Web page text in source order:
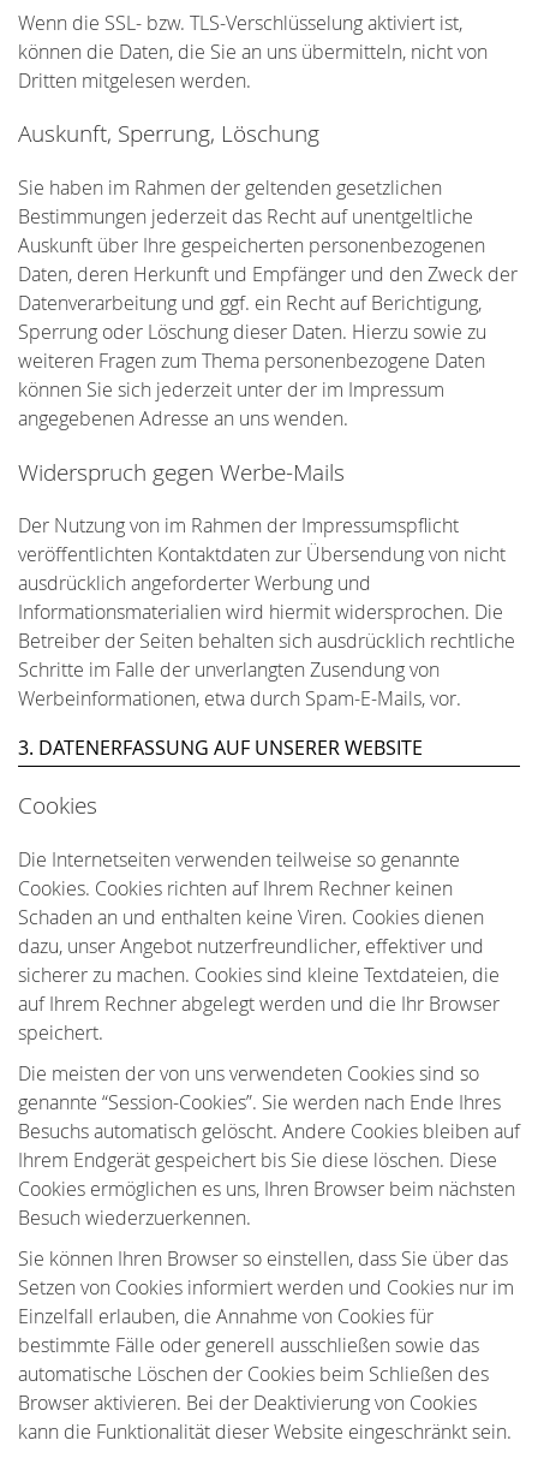
Wenn die SSL- bzw. TLS-Verschlüsselung aktiviert ist,
können die Daten, die Sie an uns übermitteln, nicht von
Dritten mitgelesen werden.
Auskunft, Sperrung, Löschung
Sie haben im Rahmen der geltenden gesetzlichen
Bestimmungen jederzeit das Recht auf unentgeltliche
Auskunft über Ihre gespeicherten personenbezogenen
Daten, deren Herkunft und Empfänger und den Zweck der
Datenverarbeitung und ggf. ein Recht auf Berichtigung,
Sperrung oder Löschung dieser Daten. Hierzu sowie zu
weiteren Fragen zum Thema personenbezogene Daten
können Sie sich jederzeit unter der im Impressum
angegebenen Adresse an uns wenden.
Widerspruch gegen Werbe-Mails
Der Nutzung von im Rahmen der Impressumspflicht
veröffentlichten Kontaktdaten zur Übersendung von nicht
ausdrücklich angeforderter Werbung und
Informationsmaterialien wird hiermit widersprochen. Die
Betreiber der Seiten behalten sich ausdrücklich rechtliche
Schritte im Falle der unverlangten Zusendung von
Werbeinformationen, etwa durch Spam-E-Mails, vor.
3. DATENERFASSUNG AUF UNSERER WEBSITE
Cookies
Die Internetseiten verwenden teilweise so genannte
Cookies. Cookies richten auf Ihrem Rechner keinen
Schaden an und enthalten keine Viren. Cookies dienen
dazu, unser Angebot nutzerfreundlicher, effektiver und
sicherer zu machen. Cookies sind kleine Textdateien, die
auf Ihrem Rechner abgelegt werden und die Ihr Browser
speichert.
Die meisten der von uns verwendeten Cookies sind so
genannte “Session-Cookies”. Sie werden nach Ende Ihres
Besuchs automatisch gelöscht. Andere Cookies bleiben auf
Ihrem Endgerät gespeichert bis Sie diese löschen. Diese
Cookies ermöglichen es uns, Ihren Browser beim nächsten
Besuch wiederzuerkennen.
Sie können Ihren Browser so einstellen, dass Sie über das
Setzen von Cookies informiert werden und Cookies nur im
Einzelfall erlauben, die Annahme von Cookies für
bestimmte Fälle oder generell ausschließen sowie das
automatische Löschen der Cookies beim Schließen des
Browser aktivieren. Bei der Deaktivierung von Cookies
kann die Funktionalität dieser Website eingeschränkt sein.